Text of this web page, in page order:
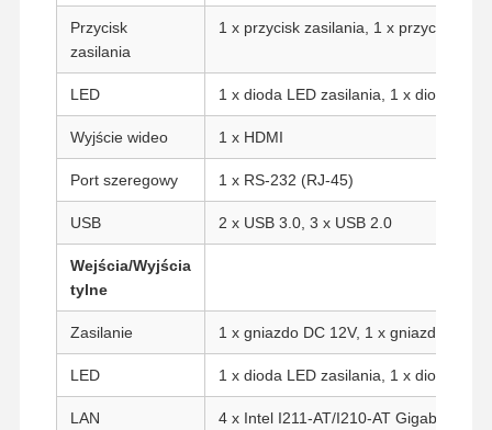
Przycisk
zasilania
1 x przycisk zasilania, 1 x przycisk
LED 1 x dioda LED zasilania, 1 x dioda LED
Wyjście wideo 1 x HDMI
Port szeregowy 1 x RS-232 (RJ-45)
USB 2 x USB 3.0, 3 x USB 2.0
Wejścia/Wyjścia
tylne
Zasilanie 1 x gniazdo DC 12V, 1 x gniazdo DC
LED 1 x dioda LED zasilania, 1 x dioda LED
LAN 4 x Intel I211-AT/I210-AT Gigabit LAN